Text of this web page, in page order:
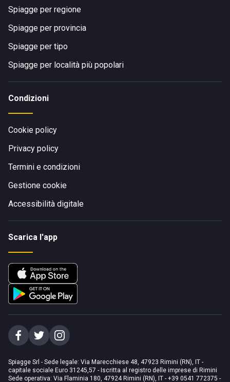
Spiagge per regione
Spiagge per provincia
Spiagge per tipo
Spiagge per località più popolari
Condizioni
Cookie policy
Privacy policy
Termini e condizioni
Gestione cookie
Accessibilità digitale
Scarica l'app
Spiagge Srl - Sede legale: Via Marecchiese 48, 47923 Rimini (RN), IT -
capitale sociale Euro 31245,57 - Iscritta al registro delle imprese di Rimini
Sede operativa: Via Flaminia 180, 47924 Rimini (RN), IT - +39 0541 772375 -